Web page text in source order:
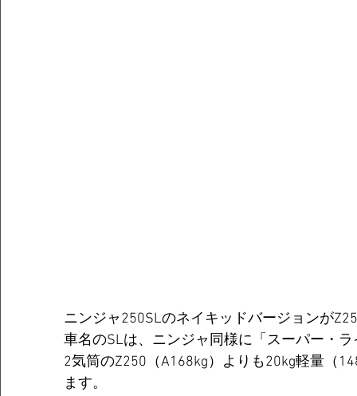
ニンジャ250SLのネイキッドバージョンが
車名のSLは、ニンジャ同様に「スーパー・
2気筒のZ250（A168kg）よりも20kg軽量（
ます。